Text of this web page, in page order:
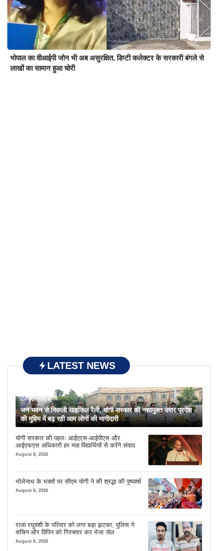
भोपाल का वीआईपी जोन भी अब असुरक्षित, डिप्टी कलेक्टर के सरकारी बंगले से
लाखों का सामान हुआ चोरी
LATEST NEWS
August 8, 2026
जन भवन से निकली साइकिल रैली, योगी सरकार की नशामुक्त उत्तर प्रदेश
की मुहिम में बढ़ रही आम लोगों की भागीदारी
योगी सरकार की पहलः आईएएस-आईपीएस और
आईएफएस अधिकारी हर माह विद्यार्थियों से करेंगे संवाद
August 8, 2026
भोलेनाथ के भक्तों पर सीएम योगी ने की श्रद्धा की पुष्पवर्षा
August 8, 2026
राजा रघुवंशी के परिवार को लगा बड़ा झटका, पुलिस ने
सचिन और विपिन को गिरफ्तार कर भेजा जेल
August 8, 2026